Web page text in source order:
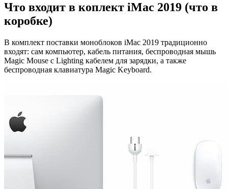
Что входит в коплект iMac 2019 (что в
коробке)
В комплект поставки моноблоков iMac 2019 традиционно
входят: сам компьютер, кабель питания, беспроводная мышь
Magic Mouse с Lighting кабелем для зарядки, а также
беспроводная клавиатура Magic Keyboard.